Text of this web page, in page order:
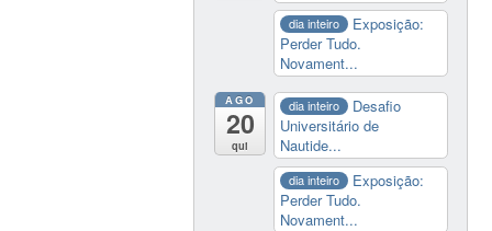
dia inteiro
Exposição:
Perder Tudo.
Novament...
AGO
20
qui
dia inteiro
Desafio
Universitário de
Nautide...
dia inteiro
Exposição:
Perder Tudo.
Novament...